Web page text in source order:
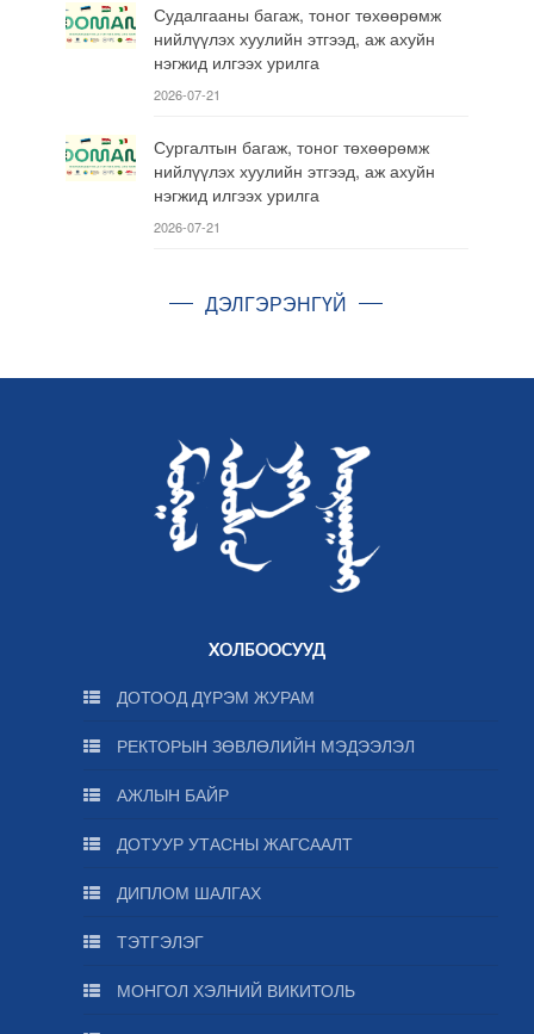
Судалгааны багаж, тоног төхөөрөмж
нийлүүлэх хуулийн этгээд, аж ахуйн
нэгжид илгээх урилга
2026-07-21
Сургалтын багаж, тоног төхөөрөмж
нийлүүлэх хуулийн этгээд, аж ахуйн
нэгжид илгээх урилга
2026-07-21
ДЭЛГЭРЭНГҮЙ
ХОЛБООСУУД
ДОТООД ДҮРЭМ ЖУРАМ
РЕКТОРЫН ЗӨВЛӨЛИЙН МЭДЭЭЛЭЛ
АЖЛЫН БАЙР
ДОТУУР УТАСНЫ ЖАГСААЛТ
ДИПЛОМ ШАЛГАХ
ТЭТГЭЛЭГ
МОНГОЛ ХЭЛНИЙ ВИКИТОЛЬ